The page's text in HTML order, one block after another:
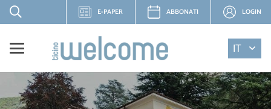
E-PAPER ABBONATI LOGIN
IT